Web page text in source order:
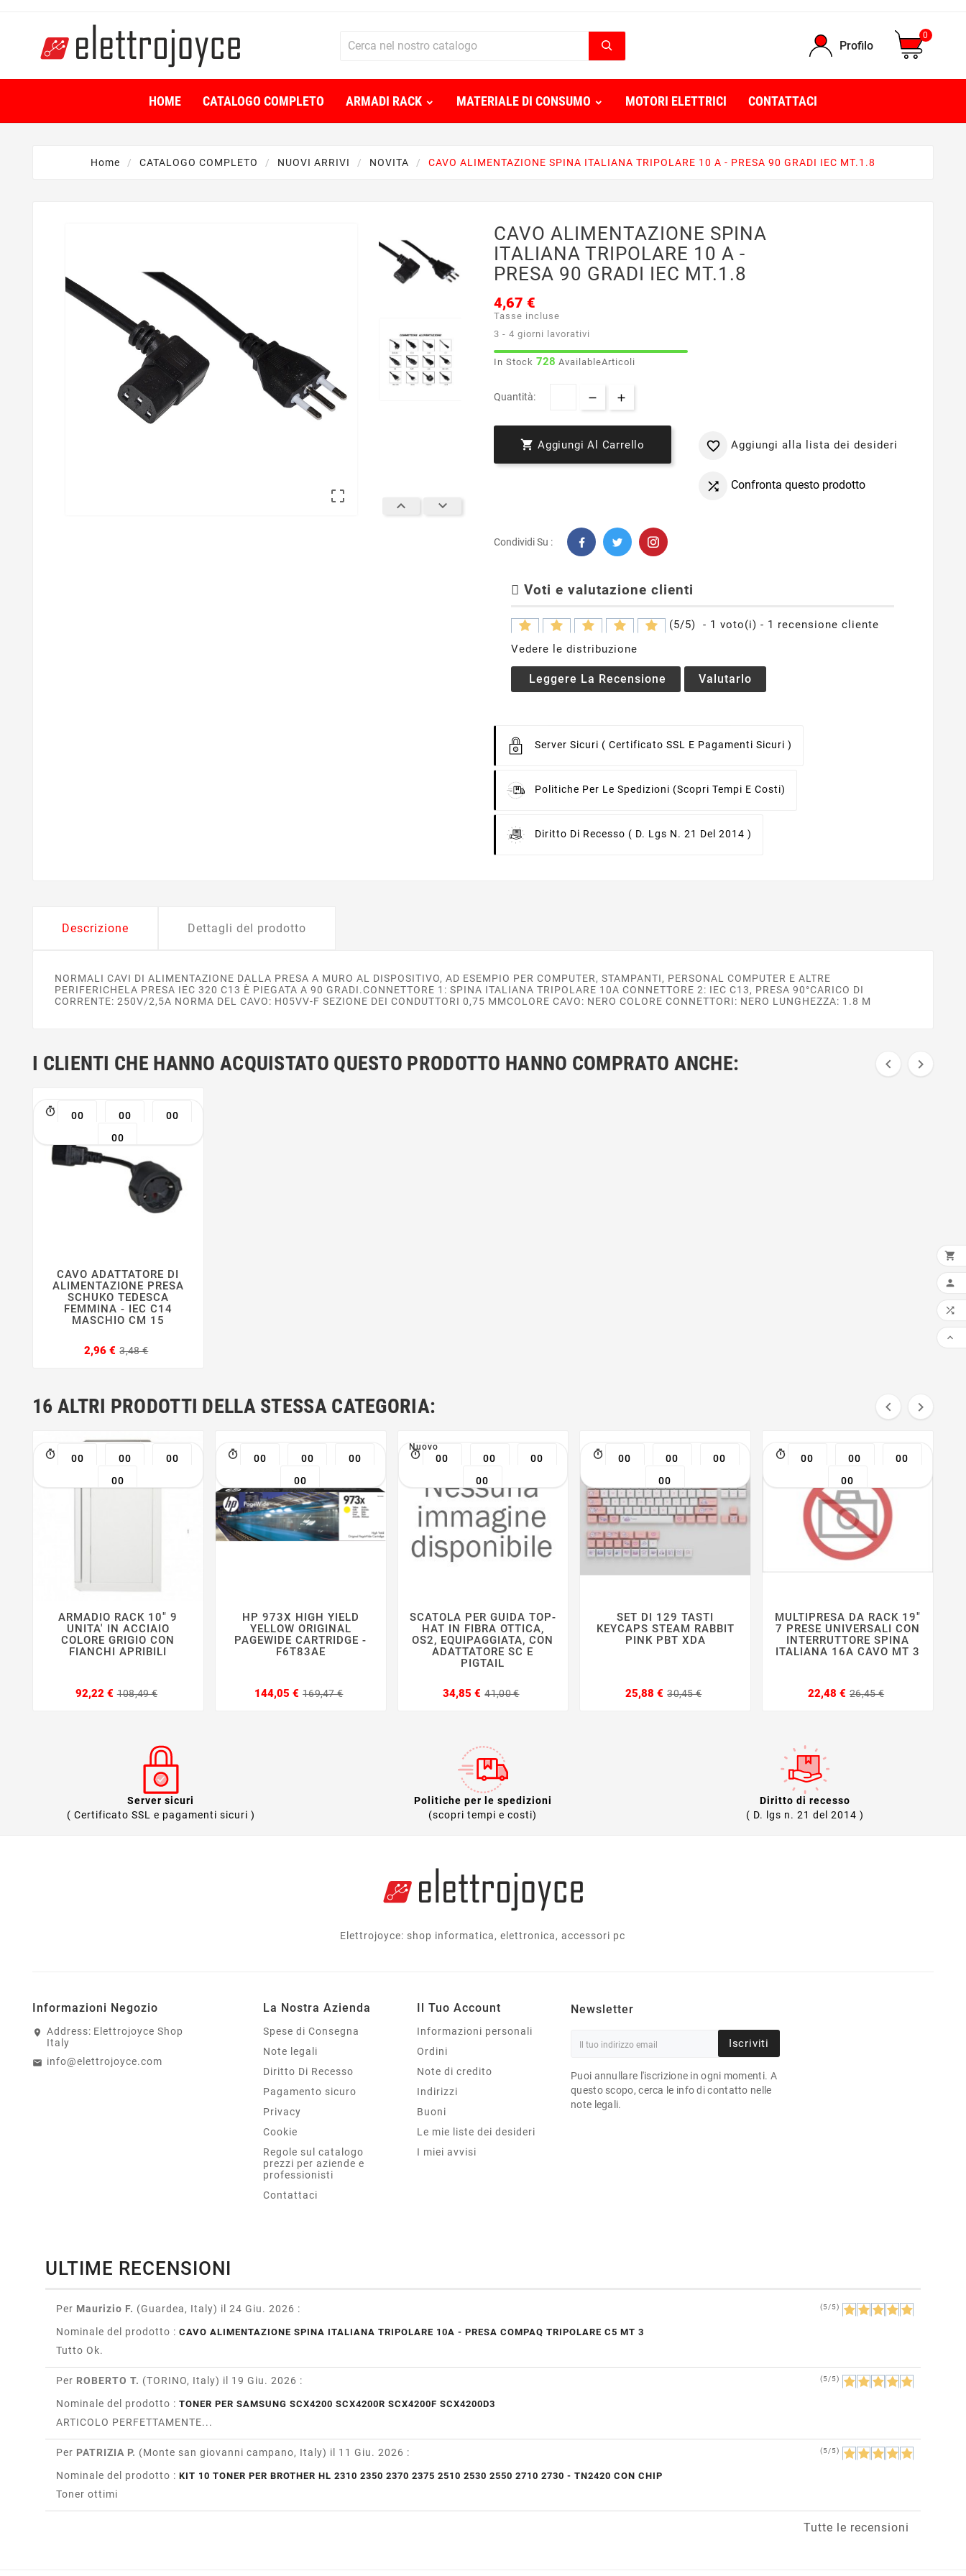
Profilo
0
HOME CATALOGO COMPLETO ARMADI RACK MATERIALE DI CONSUMO MOTORI ELETTRICI CONTATTACI
Home CATALOGO COMPLETO NUOVI ARRIVI NOVITA CAVO ALIMENTAZIONE SPINA ITALIANA TRIPOLARE 10 A - PRESA 90 GRADI IEC MT.1.8

 
CAVO ALIMENTAZIONE SPINA
ITALIANA TRIPOLARE 10 A -
PRESA 90 GRADI IEC MT.1.8
4,67 €
Tasse incluse
3 - 4 giorni lavorativi
In Stock 728 AvailableArticoli
Quantità:
 Aggiungi Al Carrello  Aggiungi alla lista dei desideri
 Confronta questo prodotto
Condividi Su :
Voti e valutazione clienti
(5/5) - 1 voto(i) - 1 recensione cliente
Vedere le distribuzione
Leggere La Recensione Valutarlo
Server Sicuri ( Certificato SSL E Pagamenti Sicuri )
Politiche Per Le Spedizioni (scopri Tempi E Costi)
Diritto Di Recesso ( D. Lgs N. 21 Del 2014 )
Descrizione Dettagli del prodotto
NORMALI CAVI DI ALIMENTAZIONE DALLA PRESA A MURO AL DISPOSITIVO, AD ESEMPIO PER COMPUTER, STAMPANTI, PERSONAL COMPUTER E ALTRE
PERIFERICHELA PRESA IEC 320 C13 È PIEGATA A 90 GRADI.CONNETTORE 1: SPINA ITALIANA TRIPOLARE 10A CONNETTORE 2: IEC C13, PRESA 90°CARICO DI
CORRENTE: 250V/2,5A NORMA DEL CAVO: H05VV-F SEZIONE DEI CONDUTTORI 0,75 MMCOLORE CAVO: NERO COLORE CONNETTORI: NERO LUNGHEZZA: 1.8 M
I CLIENTI CHE HANNO ACQUISTATO QUESTO PRODOTTO HANNO COMPRATO ANCHE:  
00 00
00
00
   
CAVO ADATTATORE DI
ALIMENTAZIONE PRESA
SCHUKO TEDESCA
FEMMINA - IEC C14
MASCHIO CM 15
2,96 € 3,48 €
16 ALTRI PRODOTTI DELLA STESSA CATEGORIA:  
00 00
00
00
   
ARMADIO RACK 10" 9
UNITA' IN ACCIAIO
COLORE GRIGIO CON
FIANCHI APRIBILI
92,22 € 108,49 €
00 00
00
00
   
HP 973X HIGH YIELD
YELLOW ORIGINAL
PAGEWIDE CARTRIDGE -
F6T83AE
144,05 € 169,47 €
Nuovo
00 00
00
00
   
SCATOLA PER GUIDA TOP-
HAT IN FIBRA OTTICA,
OS2, EQUIPAGGIATA, CON
ADATTATORE SC E
PIGTAIL
34,85 € 41,00 €
00 00
00
00
   
SET DI 129 TASTI
KEYCAPS STEAM RABBIT
PINK PBT XDA
25,88 € 30,45 €
00 00
00
00
   
MULTIPRESA DA RACK 19"
7 PRESE UNIVERSALI CON
INTERRUTTORE SPINA
ITALIANA 16A CAVO MT 3
22,48 € 26,45 €
Server sicuri
( Certificato SSL e pagamenti sicuri )
Politiche per le spedizioni
(scopri tempi e costi)
Diritto di recesso
( D. lgs n. 21 del 2014 )
Elettrojoyce: shop informatica, elettronica, accessori pc
Informazioni Negozio
Address: Elettrojoyce Shop
Italy
info@elettrojoyce.com
La Nostra Azienda
Spese di Consegna
Note legali
Diritto Di Recesso
Pagamento sicuro
Privacy
Cookie
Regole sul catalogo
prezzi per aziende e
professionisti
Contattaci
Il Tuo Account
Informazioni personali
Ordini
Note di credito
Indirizzi
Buoni
Le mie liste dei desideri
I miei avvisi
Newsletter
Iscriviti
Puoi annullare l'iscrizione in ogni momenti. A
questo scopo, cerca le info di contatto nelle
note legali.
ULTIME RECENSIONI
Per Maurizio F. (Guardea, Italy) il 24 Giu. 2026 : (5/5)
Nominale del prodotto : CAVO ALIMENTAZIONE SPINA ITALIANA TRIPOLARE 10A - PRESA COMPAQ TRIPOLARE C5 MT 3
Tutto Ok.
Per ROBERTO T. (TORINO, Italy) il 19 Giu. 2026 : (5/5)
Nominale del prodotto : TONER PER SAMSUNG SCX4200 SCX4200R SCX4200F SCX4200D3
ARTICOLO PERFETTAMENTE...
Per PATRIZIA P. (Monte san giovanni campano, Italy) il 11 Giu. 2026 : (5/5)
Nominale del prodotto : KIT 10 TONER PER BROTHER HL 2310 2350 2370 2375 2510 2530 2550 2710 2730 - TN2420 CON CHIP
Toner ottimi
Tutte le recensioni



